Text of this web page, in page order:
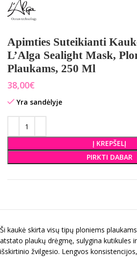
Apimties Suteikianti
L’Alga Sealight Mask,
Plaukams, 250 Ml
€
Yra sandėlyje
Į KREPŠELĮ
PIRKTI DABAR
Ši kaukė skirta visų tipų ploniems
atstato plaukų drėgmę, sulygina kutikules
išskirtinio žvilgesio. Lengvos